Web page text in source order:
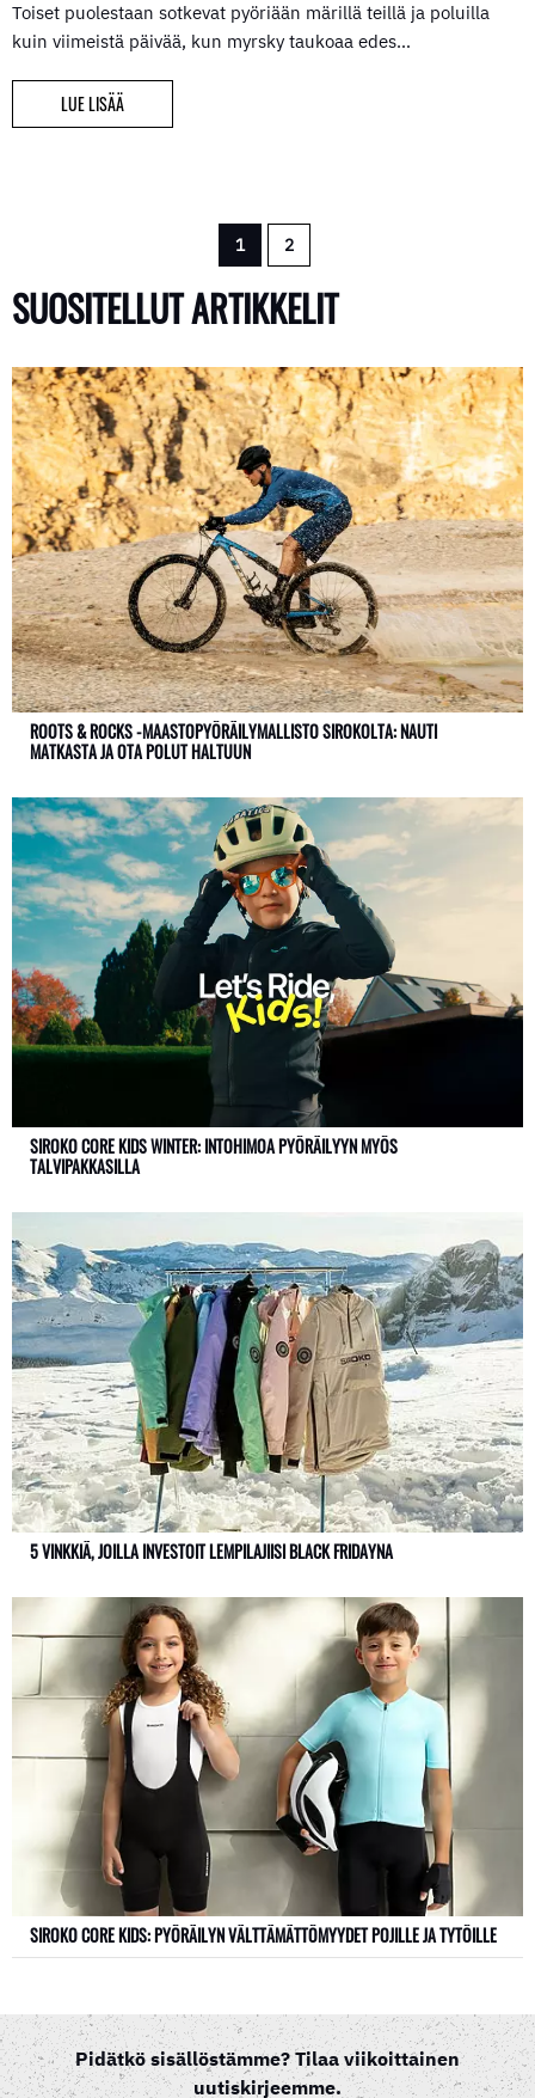
Toiset puolestaan sotkevat pyöriään märillä teillä ja poluilla
kuin viimeistä päivää, kun myrsky taukoaa edes…
LUE LISÄÄ
1 2
SUOSITELLUT ARTIKKELIT
ROOTS & ROCKS -MAASTOPYÖRÄILYMALLISTO SIROKOLTA: NAUTI
MATKASTA JA OTA POLUT HALTUUN
SIROKO CORE KIDS WINTER: INTOHIMOA PYÖRÄILYYN MYÖS
TALVIPAKKASILLA
5 VINKKIÄ, JOILLA INVESTOIT LEMPILAJIISI BLACK FRIDAYNA
SIROKO CORE KIDS: PYÖRÄILYN VÄLTTÄMÄTTÖMYYDET POJILLE JA TYTÖILLE
Pidätkö sisällöstämme? Tilaa viikoittainen
uutiskirjeemme.